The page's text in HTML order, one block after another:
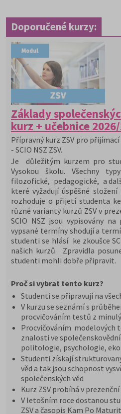
Doporučené kurzy:
Základy
kurz + učebnice
Přípravný kurz ZSV pro
- SCIO NSZ ZSV.
Je důležitým kurzem pro
Vysokou školu. Všechny
filozofické, pedagogické, a
které vyžadují úspěšné
rozhoduje o přijetí studenta
různé varianty kurzů ZSV v
SCIO NSZ jsou vypisovány
vypsané termíny shodují a
studenti se hlásí ke zkoušce
našich kurzů. Zpravidla
studenti mohli dobře připravit.
Proč si vybrat tento kurz?
Studenti se připravují na
V kurzu se seznámí s
procvičováním testů z
Procvičováním
znalosti ve
politologie, psychologie,
Studenti získají
věd a tak jsou schopnost
společenských věd
Kurz ZSV probíhá v
V letošním roce dostanou
ZSV a časopis Kam Po